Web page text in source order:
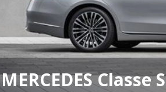
MERCEDES Classe S